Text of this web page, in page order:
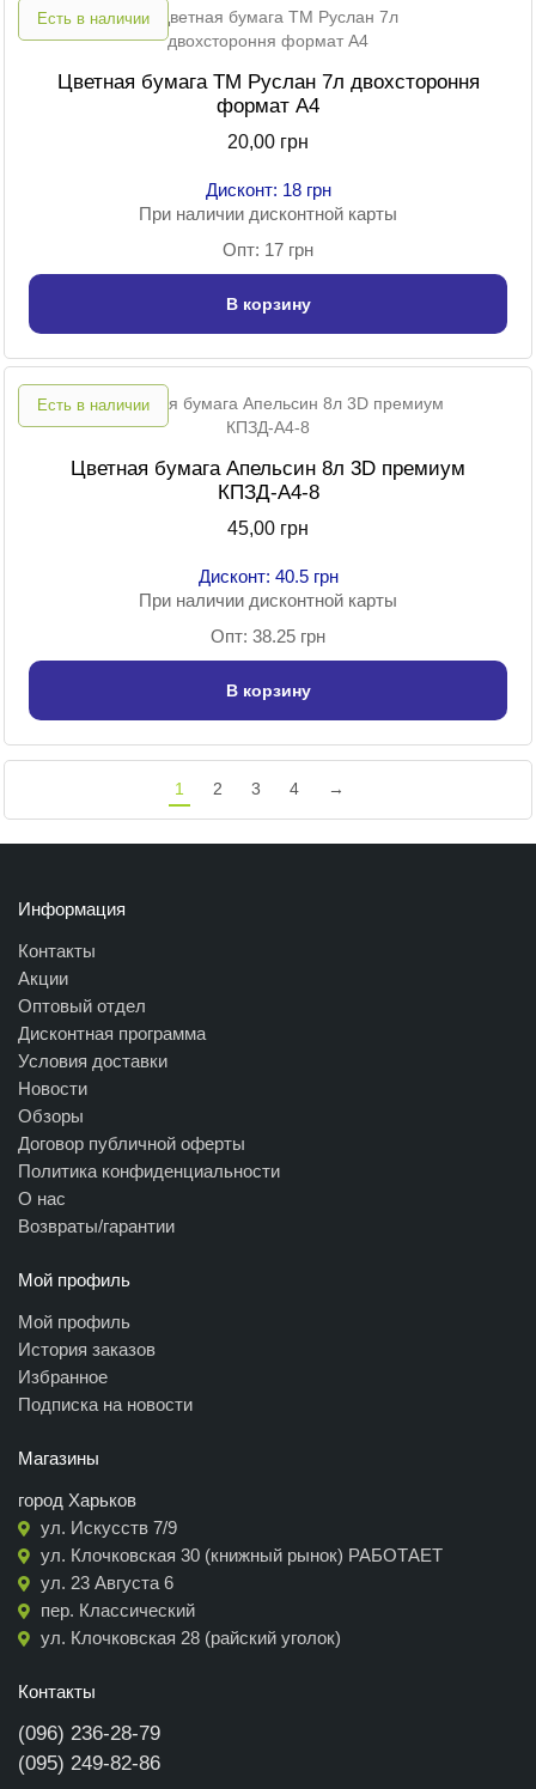
Есть в наличии
Цветная бумага TM Руслан 7л двохстороння
формат А4
20,00 грн
Дисконт: 18 грн
При наличии дисконтной карты
Опт: 17 грн
В корзину
Есть в наличии
Цветная бумага Апельсин 8л 3D премиум
КПЗД-А4-8
45,00 грн
Дисконт: 40.5 грн
При наличии дисконтной карты
Опт: 38.25 грн
В корзину
1 2 3 4 →
Информация
Контакты
Акции
Оптовый отдел
Дисконтная программа
Условия доставки
Новости
Обзоры
Договор публичной оферты
Политика конфиденциальности
О нас
Возвраты/гарантии
Мой профиль
Мой профиль
История заказов
Избранное
Подписка на новости
Магазины
город Харьков
ул. Искусств 7/9
ул. Клочковская 30 (книжный рынок) РАБОТАЕТ
ул. 23 Августа 6
пер. Классический
ул. Клочковская 28 (райский уголок)
Контакты
(096) 236-28-79
(095) 249-82-86